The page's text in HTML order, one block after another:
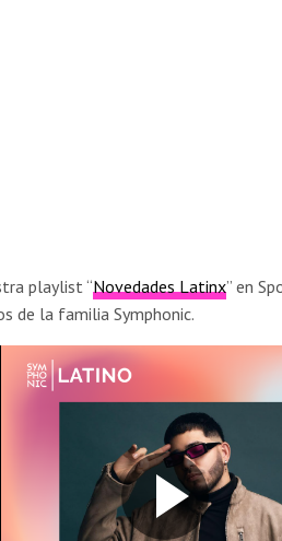
playlist “Novedades Latinx” en
de la familia Symphonic.